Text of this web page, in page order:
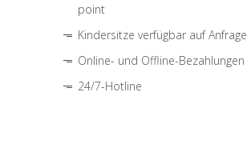
point
Kindersitze verfügbar auf Anfrage
Online- und Offline-Bezahlungen
24/7-Hotline